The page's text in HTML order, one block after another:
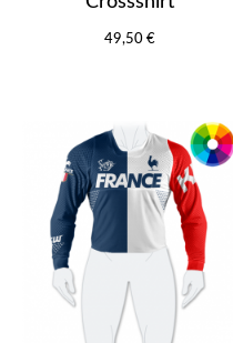
49,50 €